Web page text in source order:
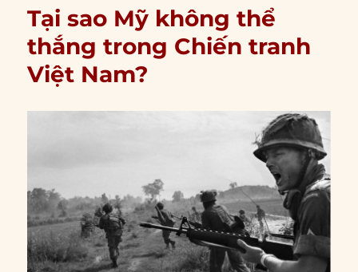
Tại sao Mỹ không thể
thắng trong Chiến tranh
Việt Nam?